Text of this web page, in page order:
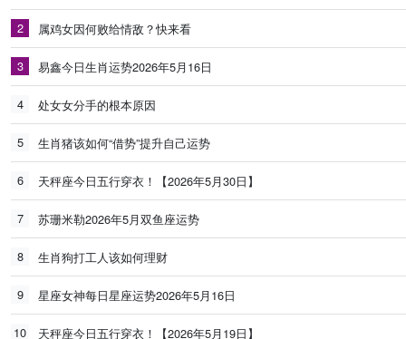
2 属鸡女因何败给情敌？快来看
3 易鑫今日生肖运势2026年5月16日
4 处女女分手的根本原因
5 生肖猪该如何“借势”提升自己运势
6 天秤座今日五行穿衣！【2026年5月30日】
7 苏珊米勒2026年5月双鱼座运势
8 生肖狗打工人该如何理财
9 星座女神每日星座运势2026年5月16日
10 天秤座今日五行穿衣！【2026年5月19日】